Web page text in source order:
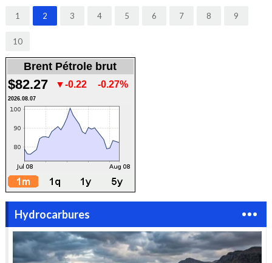
1 2 3 4 5 6 7 8 9
10
Brent Pétrole brut
$82.27 ▼-0.22 -0.27%
2026.08.07
Hydrocarbures